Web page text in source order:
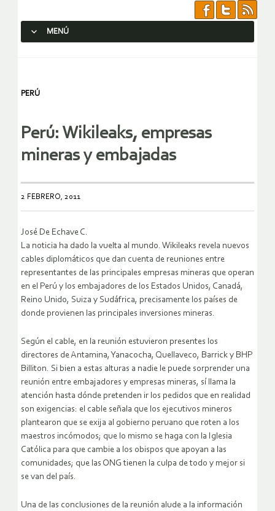
MENÚ
PERÚ
Perú: Wikileaks, empresas
mineras y embajadas
2 FEBRERO, 2011
José De Echave C.
La noticia ha dado la vuelta al mundo. Wikileaks revela nuevos
cables diplomáticos que dan cuenta de reuniones entre
representantes de las principales empresas mineras que operan
en el Perú y los embajadores de los Estados Unidos, Canadá,
Reino Unido, Suiza y Sudáfrica, precisamente los países de
donde provienen las principales inversiones mineras.
Según el cable, en la reunión estuvieron presentes los
directores de Antamina, Yanacocha, Quellaveco, Barrick y BHP
Billiton. Si bien a estas alturas a nadie le puede sorprender una
reunión entre embajadores y empresas mineras, sí llama la
atención hasta dónde pretenden ir los pedidos que en realidad
son exigencias: el cable señala que los ejecutivos mineros
plantearon que se exija al gobierno peruano que roten a los
maestros incómodos; que lo mismo se haga con la Iglesia
Católica para que cambie a los obispos que apoyan a las
comunidades; que las ONG tienen la culpa de todo y mejor si
se van del país.
Una de las conclusiones de la reunión alude a la información